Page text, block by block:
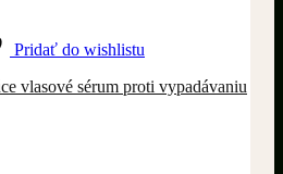
Pridať do wishlistu
vlasové sérum proti vypadávaniu